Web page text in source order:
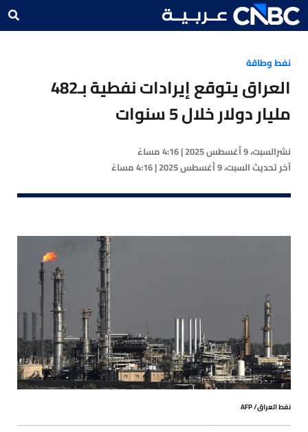
نفط وطاقة
العراق يتوقع إيرادات نفطية بـ482
مليار دولار خلال 5 سنوات
نشرالسبت، 9 أغسطس 2025 | 4:16 مساءً
آخر تحديثالسبت، 9 أغسطس 2025 | 4:16 مساءً
نفط العراق/ AFP